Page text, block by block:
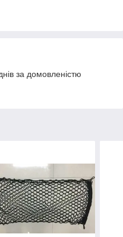
за домовленістю